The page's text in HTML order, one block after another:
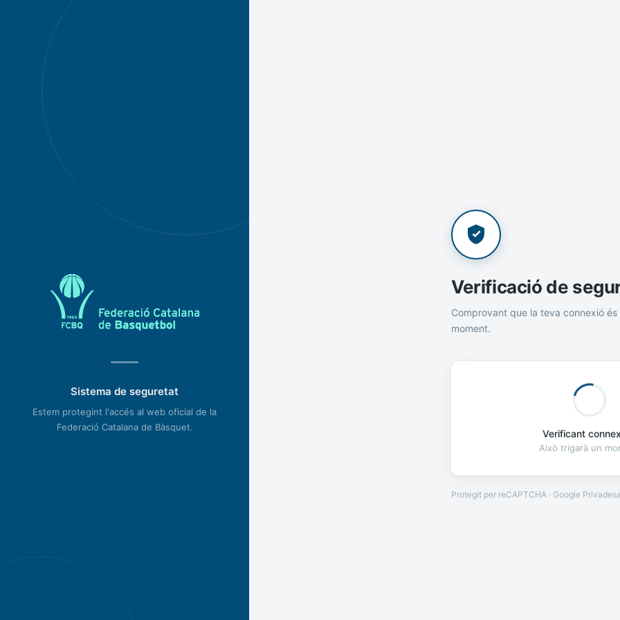
Sistema de seguretat
Estem protegint l'accés al web oficial de la
Federació Catalana de Bàsquet.
Verificació de
Comprovant que la teva connexió és
moment.
Verificant
Això trigarà un
Protegit per reCAPTCHA · Google Privadesa